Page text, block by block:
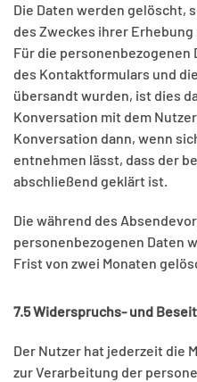
Die Daten werden gelöscht,
des Zweckes ihrer
Für die personenbezogenen
des Kontaktformulars und
übersandt wurden, ist dies
Konversation mit dem
Konversation dann, wenn
entnehmen lässt, dass der
abschließend geklärt ist.
Die während des
personenbezogenen Daten
Frist von zwei Monaten
7.5 Widerspruchs- und
Der Nutzer hat jederzeit die
zur Verarbeitung der